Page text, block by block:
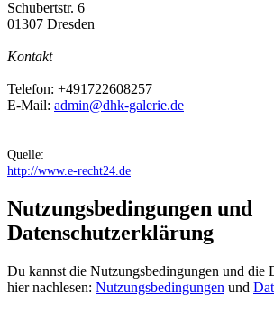
Schubertstr. 6
01307 Dresden
Kontakt
Telefon: +491722608257
E-Mail: admin@dhk-galerie.de
Quelle:
http://www.e-recht24.de
Nutzungsbedingungen und
Datenschutzerklärung
Du kannst die Nutzungsbedingungen und die
hier nachlesen: Nutzungsbedingungen und